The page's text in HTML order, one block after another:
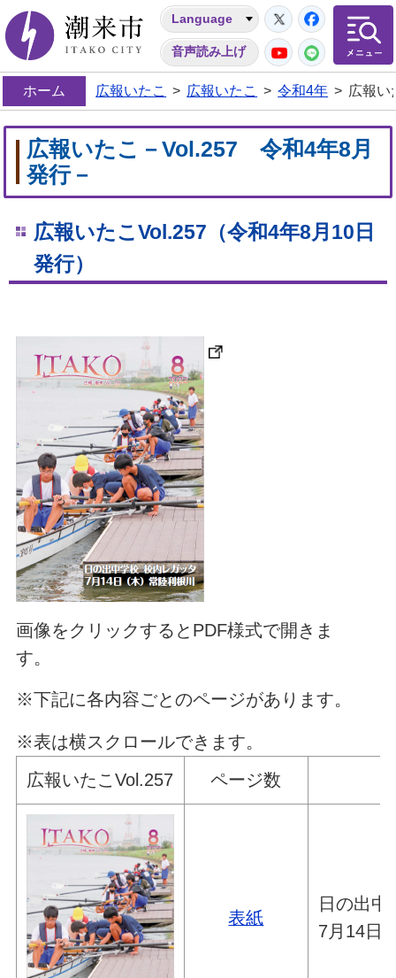
潮来市
Language
音声読み上げ
Twitter
YouTube
LINE
ホーム 広報いたこ > 広報いたこ > 令和4年 > 広報
広報いたこ－Vol.257 令和4年8月
発行－
広報いたこVol.257 （令和4年8 月10 日
発行）
画像をクリックするとPDF様式で開きま
す。
※下記に各内容ごとのページがあります。
※表は横スクロールできます。
広報いたこVol.257
ページ数
表紙
日の出
7月14日